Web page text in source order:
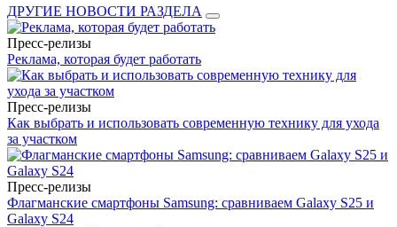
ДРУГИЕ НОВОСТИ РАЗДЕЛА
Пресс-релизы
Реклама, которая будет работать
Пресс-релизы
Как выбрать и использовать современную технику для ухода
за участком
Пресс-релизы
Флагманские смартфоны Samsung: сравниваем Galaxy S25 и
Galaxy S24